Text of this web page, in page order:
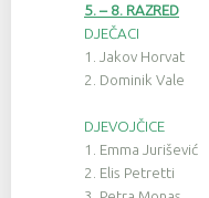
5. – 8. RAZRED
DJEČACI
1. Jakov Horvat
2. Dominik Vale
DJEVOJČICE
1. Emma Jurišević
2. Elis Petretti